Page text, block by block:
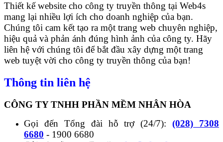
Thiết kế website cho công ty truyền thông tại Web4s
mang lại nhiều lợi ích cho doanh nghiệp của bạn.
Chúng tôi cam kết tạo ra một trang web chuyên nghiệp,
hiệu quả và phản ánh đúng hình ảnh của công ty. Hãy
liên hệ với chúng tôi để bắt đầu xây dựng một trang
web tuyệt vời cho công ty truyền thông của bạn!
Thông tin liên hệ
CÔNG TY TNHH PHẦN MỀM NHÂN HÒA
Gọi đến Tổng đài hỗ trợ (24/7):(028) 7308
6680 - 1900 6680